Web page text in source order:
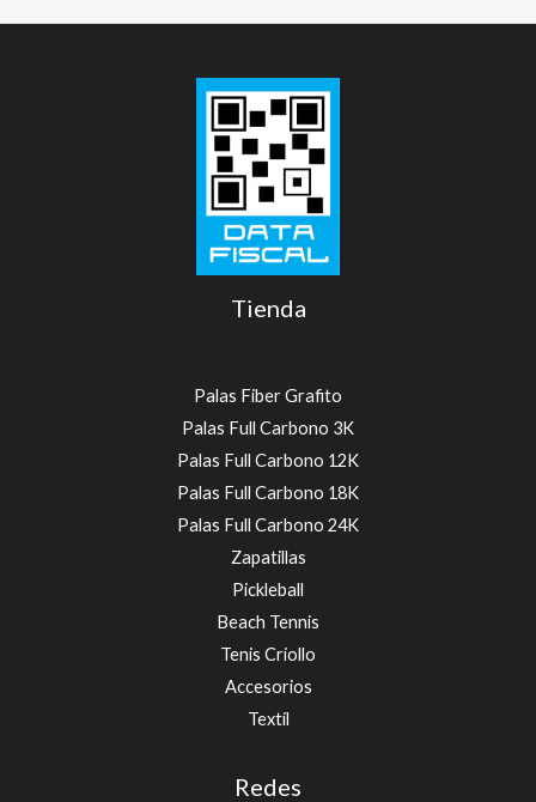
Tienda
Palas Fiber Grafito
Palas Full Carbono 3K
Palas Full Carbono 12K
Palas Full Carbono 18K
Palas Full Carbono 24K
Zapatillas
Pickleball
Beach Tennis
Tenis Criollo
Accesorios
Textíl
Redes